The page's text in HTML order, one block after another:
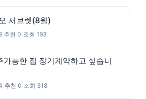
서브렛(8월)
추천 0 조회 193
가능한 집 장기계약하고 싶습니
추천 0 조회 318